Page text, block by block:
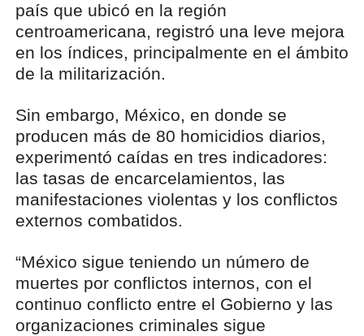
país que ubicó en la región
centroamericana, registró una leve mejora
en los índices, principalmente en el ámbito
de la militarización.
Sin embargo, México, en donde se
producen más de 80 homicidios diarios,
experimentó caídas en tres indicadores:
las tasas de encarcelamientos, las
manifestaciones violentas y los conflictos
externos combatidos.
“México sigue teniendo un número de
muertes por conflictos internos, con el
continuo conflicto entre el Gobierno y las
organizaciones criminales sigue